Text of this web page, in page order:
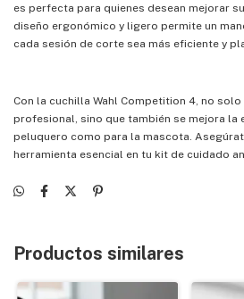
es perfecta para quienes desean mejorar
diseño ergonómico y ligero permite un
cada sesión de corte sea más eficiente y
Con la cuchilla Wahl Competition 4, no
profesional, sino que también se mejora la
peluquero como para la mascota.
herramienta esencial en tu kit de cuidado
Productos similares